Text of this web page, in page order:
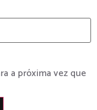
a próxima vez que